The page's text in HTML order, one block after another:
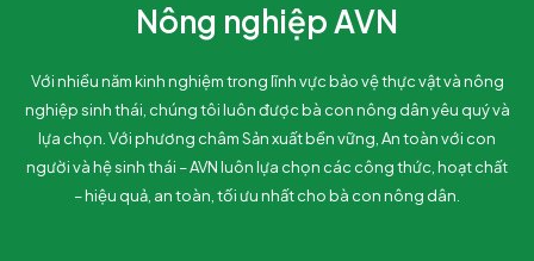
Nông nghiệp AVN
Với nhiều năm kinh nghiệm trong lĩnh vực bảo vệ thực vật và nông
nghiệp sinh thái, chúng tôi luôn được bà con nông dân yêu quý và
lựa chọn. Với phương châm Sản xuất bền vững, An toàn với con
người và hệ sinh thái – AVN luôn lựa chọn các công thức, hoạt chất
– hiệu quả, an toàn, tối ưu nhất cho bà con nông dân.